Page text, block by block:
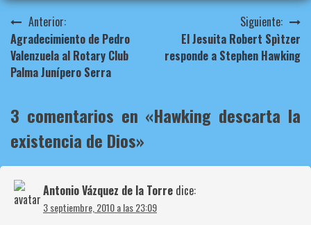
Navegación
de
entradas
Anterior:
Agradecimiento de Pedro
Valenzuela al Rotary Club
Palma Junípero Serra
Siguiente:
El Jesuita Robert Spìtzer
responde a Stephen Hawking
3 comentarios en «Hawking descarta la
existencia de Dios»
Antonio Vázquez de la Torre dice:
3 septiembre, 2010 a las 23:09